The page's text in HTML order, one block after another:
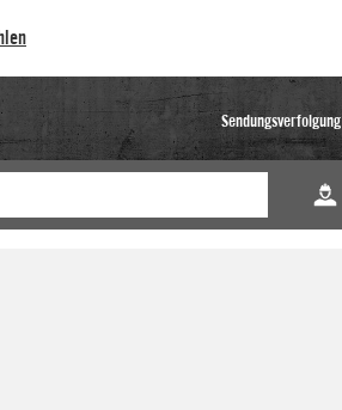
Sendungsverfolgung